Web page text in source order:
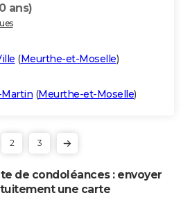
ans)
(Meurthe-et-Moselle)
(Meurthe-et-Moselle)
2 3
de condoléances : envoyer
une carte